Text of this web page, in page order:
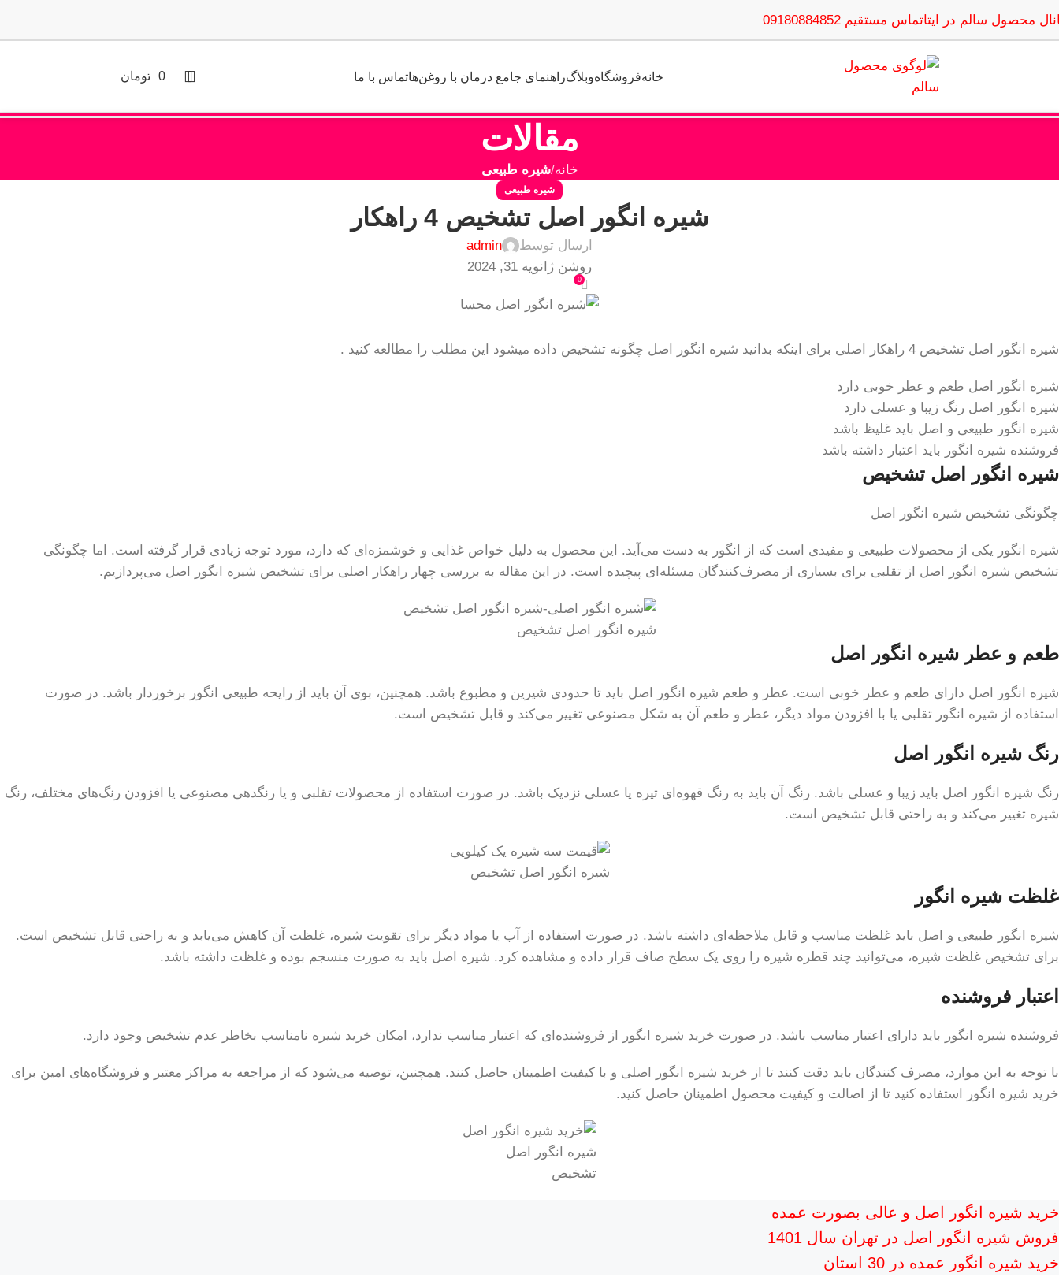
محصول سالم در ایتاتماس مستقیم 09180884852
خانهفروشگاهوبلاگراهنمای جامع درمان با روغن‌هاتماس با ما 0 تومان
مقالات
خانه شیره طبیعی
شیره طبیعی
شیره انگور اصل تشخیص 4 راهکار
ارسال توسط
admin
روشن ژانویه 31, 2024
0
شیره انگور اصل تشخیص 4 راهکار اصلی برای اینکه بدانید شیره انگور اصل چگونه تشخیص داده میشود این مطلب را مطالعه کنید .
شیره انگور اصل طعم و عطر خوبی دارد
شیره انگور اصل رنگ زیبا و عسلی دارد
شیره انگور طبیعی و اصل باید غلیظ باشد
فروشنده شیره انگور باید اعتبار داشته باشد
شیره انگور اصل تشخیص
چگونگی تشخیص شیره انگور اصل
شیره انگور یکی از محصولات طبیعی و مفیدی است که از انگور به دست می‌آید. این محصول به دلیل خواص غذایی و خوشمزه‌ای که دارد، مورد توجه زیادی قرار گرفته است. اما چگونگی
تشخیص شیره انگور اصل از تقلبی برای بسیاری از مصرف‌کنندگان مسئله‌ای پیچیده است. در این مقاله به بررسی چهار راهکار اصلی برای تشخیص شیره انگور اصل می‌پردازیم.
شیره انگور اصل تشخیص
طعم و عطر شیره انگور اصل
شیره انگور اصل دارای طعم و عطر خوبی است. عطر و طعم شیره انگور اصل باید تا حدودی شیرین و مطبوع باشد. همچنین، بوی آن باید از رایحه طبیعی انگور برخوردار باشد. در صورت
استفاده از شیره انگور تقلبی یا با افزودن مواد دیگر، عطر و طعم آن به شکل مصنوعی تغییر می‌کند و قابل تشخیص است.
رنگ شیره انگور اصل
رنگ شیره انگور اصل باید زیبا و عسلی باشد. رنگ آن باید به رنگ قهوه‌ای تیره یا عسلی نزدیک باشد. در صورت استفاده از محصولات تقلبی و یا رنگدهی مصنوعی یا افزودن رنگ‌های مختلف، رنگ
شیره تغییر می‌کند و به راحتی قابل تشخیص است.
شیره انگور اصل تشخیص
غلظت شیره انگور
شیره انگور طبیعی و اصل باید غلظت مناسب و قابل ملاحظه‌ای داشته باشد. در صورت استفاده از آب یا مواد دیگر برای تقویت شیره، غلظت آن کاهش می‌یابد و به راحتی قابل تشخیص است.
برای تشخیص غلظت شیره، می‌توانید چند قطره شیره را روی یک سطح صاف قرار داده و مشاهده کرد. شیره اصل باید به صورت منسجم بوده و غلظت داشته باشد.
اعتبار فروشنده
فروشنده شیره انگور باید دارای اعتبار مناسب باشد. در صورت خرید شیره انگور از فروشنده‌ای که اعتبار مناسب ندارد، امکان خرید شیره نامناسب بخاطر عدم تشخیص وجود دارد.
با توجه به این موارد، مصرف کنندگان باید دقت کنند تا از خرید شیره انگور اصلی و با کیفیت اطمینان حاصل کنند. همچنین، توصیه می‌شود که از مراجعه به مراکز معتبر و فروشگاه‌های امین برای
خرید شیره انگور استفاده کنید تا از اصالت و کیفیت محصول اطمینان حاصل کنید.
شیره انگور اصل
تشخیص
خرید شیره انگور اصل و عالی بصورت عمده
فروش شیره انگور اصل در تهران سال 1401
خرید شیره انگور عمده در 30 استان